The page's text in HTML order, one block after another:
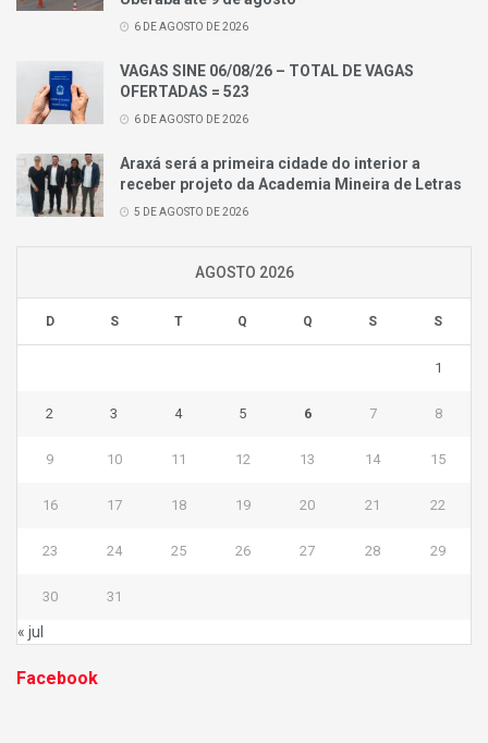
6 DE AGOSTO DE 2026
VAGAS SINE 06/08/26 – TOTAL DE VAGAS
OFERTADAS = 523
6 DE AGOSTO DE 2026
Araxá será a primeira cidade do interior a
receber projeto da Academia Mineira de Letras
5 DE AGOSTO DE 2026
AGOSTO 2026
D S T Q Q S S
1
2 3 4 5 6 7 8
9 10 11 12 13 14 15
16 17 18 19 20 21 22
23 24 25 26 27 28 29
30 31
« jul
Facebook